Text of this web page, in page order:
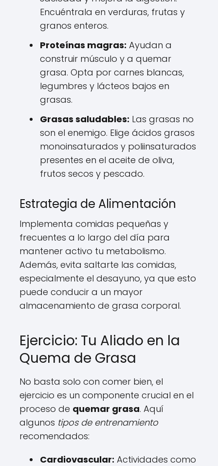
Encuéntrala en verduras, frutas y
granos enteros.
Proteínas magras: Ayudan a
construir músculo y a quemar
grasa. Opta por carnes blancas,
legumbres y lácteos bajos en
grasas.
Grasas saludables: Las grasas no
son el enemigo. Elige ácidos grasos
monoinsaturados y poliinsaturados
presentes en el aceite de oliva,
frutos secos y pescado.
Estrategia de Alimentación
Implementa comidas pequeñas y
frecuentes a lo largo del día para
mantener activo tu metabolismo.
Además, evita saltarte las comidas,
especialmente el desayuno, ya que esto
puede conducir a un mayor
almacenamiento de grasa corporal.
Ejercicio: Tu Aliado en la
Quema de Grasa
No basta solo con comer bien, el
ejercicio es un componente crucial en el
proceso de quemar grasa. Aquí
algunos tipos de entrenamiento
recomendados:
Cardiovascular: Actividades como